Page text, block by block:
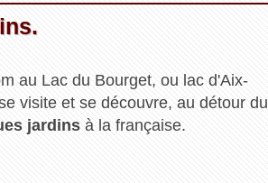
au Lac du Bourget, ou lac d'Aix-
visite et se découvre, au détour du
jardins à la française.